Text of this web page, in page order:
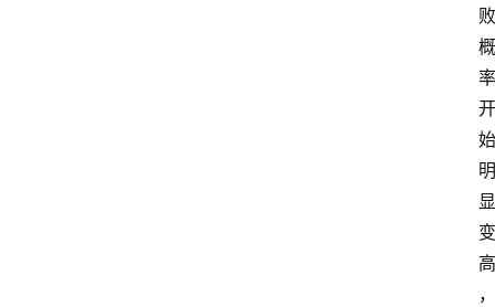
败
概
率
开
始
明
显
变
高
，